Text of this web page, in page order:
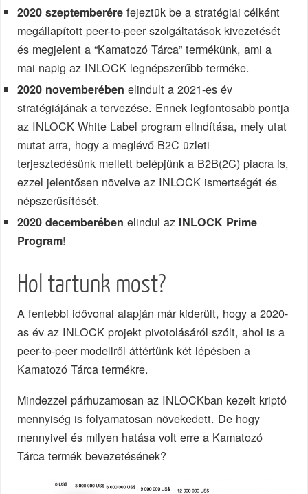
2020 szeptemberére fejeztük be a stratégiai célként
megállapított peer-to-peer szolgáltatások kivezetését
és megjelent a “Kamatozó Tárca” termékünk, ami a
mai napig az INLOCK legnépszerűbb terméke.
2020 novemberében elindult a 2021-es év
stratégiájának a tervezése. Ennek legfontosabb pontja
az INLOCK White Label program elindítása, mely utat
mutat arra, hogy a meglévő B2C üzleti
terjesztedésünk mellett belépjünk a B2B(2C) piacra is,
ezzel jelentősen növelve az INLOCK ismertségét és
népszerűsítését.
2020 decemberében elindul az INLOCK Prime
Program!
Hol tartunk most?
A fentebbi idővonal alapján már kiderült, hogy a 2020-
as év az INLOCK projekt pivotolásáról szólt, ahol is a
peer-to-peer modellről áttértünk két lépésben a
Kamatozó Tárca termékre.
Mindezzel párhuzamosan az INLOCKban kezelt kriptó
mennyiség is folyamatosan növekedett. De hogy
mennyivel és milyen hatása volt erre a Kamatozó
Tárca termék bevezetésének?